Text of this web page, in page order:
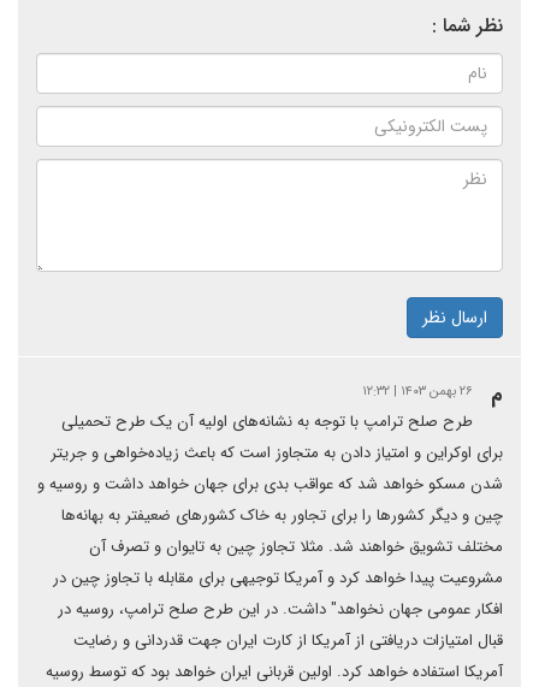
نظر شما :
ارسال نظر
م ۲۶ بهمن ۱۴۰۳ | ۱۲:۳۲
طرح صلح ترامپ با توجه به نشانه‌های اولیه آن یک طرح تحمیلی
برای اوکراین و امتیاز دادن به متجاوز است که باعث زیاده‌خواهی و جریتر
شدن مسکو خواهد شد که عواقب بدی برای جهان خواهد داشت و روسیه و
چین و دیگر کشورها را برای تجاور به خاک کشورهای ضعیفتر به بهانه‌ها
مختلف تشویق خواهند شد. مثلا تجاوز چین به تایوان و تصرف آن
مشروعیت پیدا خواهد کرد و آمریکا توجیهی برای مقابله با تجاوز چین در
افکار عمومی جهان نخواهد" داشت. در این طرح صلح ترامپ، روسیه در
قبال امتیازات دریافتی از آمریکا از کارت ایران جهت قدردانی و رضایت
آمریکا استفاده خواهد کرد. اولین قربانی ایران خواهد بود که توسط روسیه